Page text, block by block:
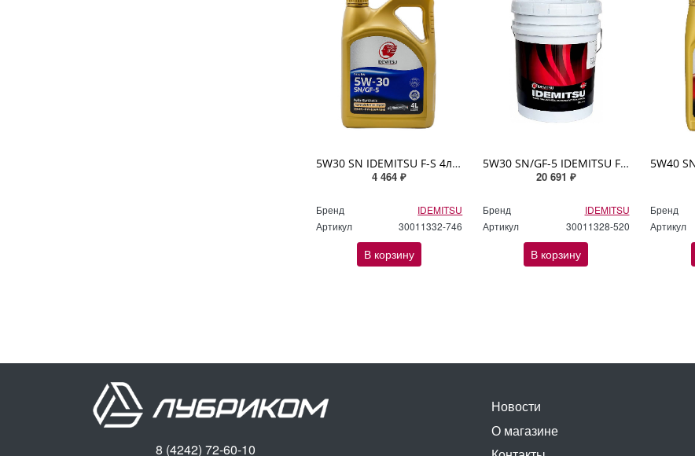
5W30 SN IDEMITSU F-S 4л синтетическое
4 464 ₽
Бренд
IDEMITSU
Артикул
30011332-746
В корзину
5W30 SN/GF-5 IDEMITSU FULLY-SYNTHETIC 20л синтетическое
20 691 ₽
Бренд
IDEMITSU
Артикул
30011328-520
В корзину
Бренд
Артикул
8 (4242) 72-60-10
Новости
О магазине